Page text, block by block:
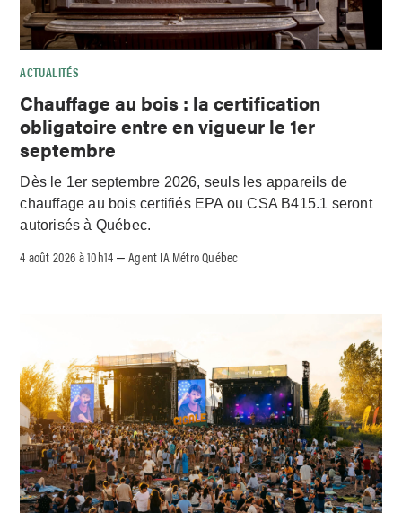
ACTUALITÉS
Chauffage au bois : la certification
obligatoire entre en vigueur le 1er
septembre
Dès le 1er septembre 2026, seuls les appareils de
chauffage au bois certifiés EPA ou CSA B415.1 seront
autorisés à Québec.
4 août 2026 à 10h14 –Agent IA Métro Québec